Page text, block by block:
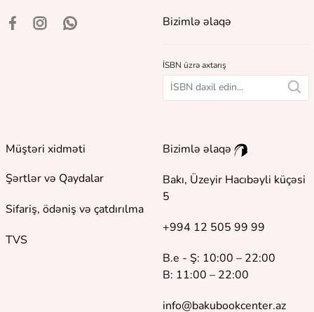
Bizimlə əlaqə
İSBN üzrə axtarış
Müştəri xidməti
Şərtlər və Qaydalar
Sifariş, ödəniş və çatdırılma
TVS
Bizimlə əlaqə
Bakı, Üzeyir Hacıbəyli küçəsi
5
+994 12 505 99 99
B.e - Ş: 10:00 – 22:00
B: 11:00 – 22:00
info@bakubookcenter.az